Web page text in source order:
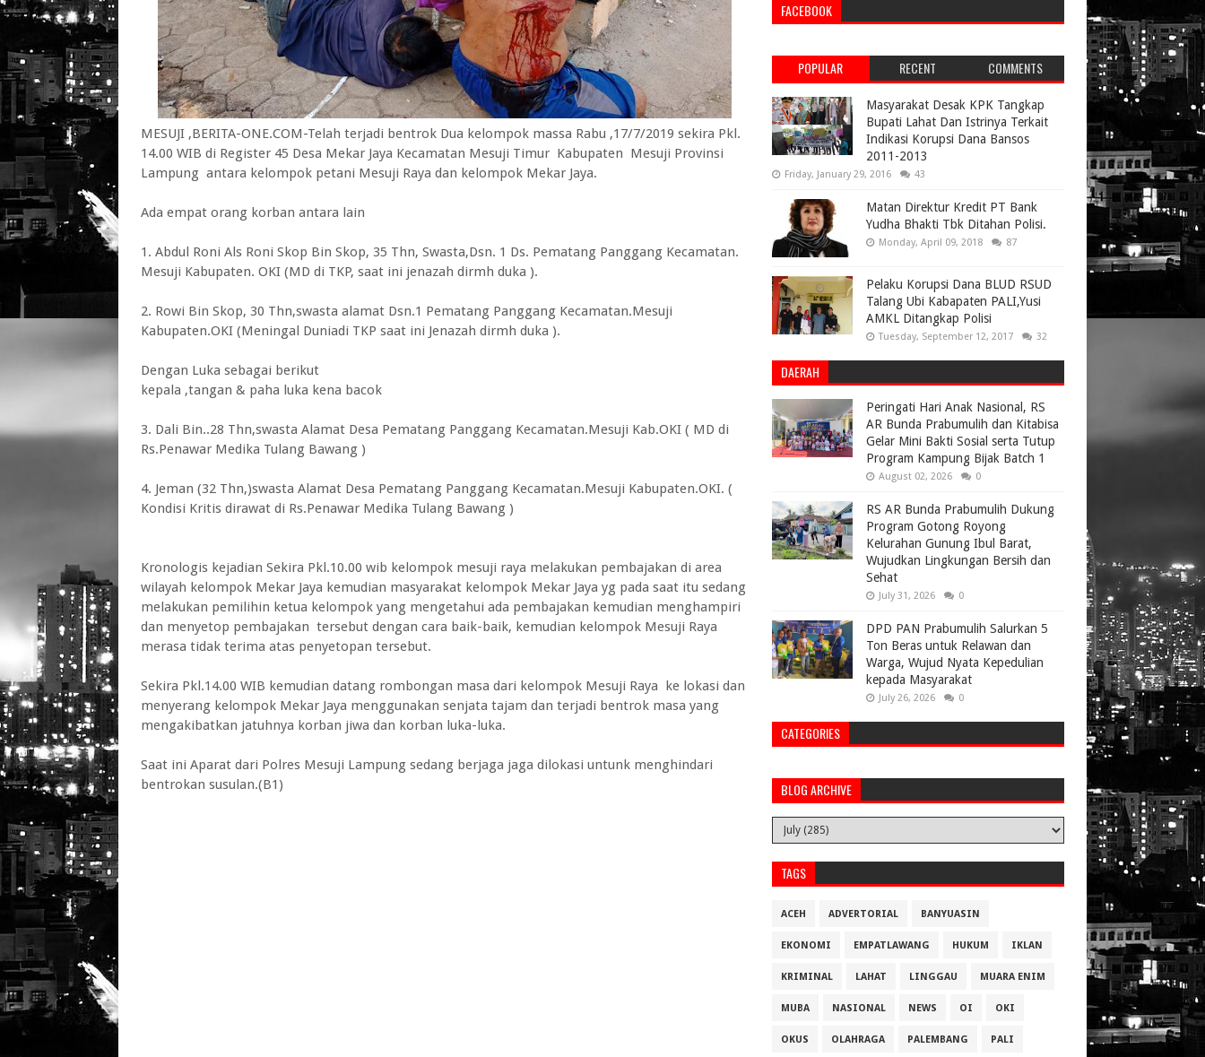
MESUJI ,BERITA-ONE.COM-Telah terjadi bentrok Dua kelompok massa Rabu ,17/7/2019 sekira Pkl.
14.00 WIB di Register 45 Desa Mekar Jaya Kecamatan Mesuji Timur Kabupaten Mesuji Provinsi
Lampung antara kelompok petani Mesuji Raya dan kelompok Mekar Jaya.
Ada empat orang korban antara lain
1. Abdul Roni Als Roni Skop Bin Skop, 35 Thn, Swasta,Dsn. 1 Ds. Pematang Panggang Kecamatan.
Mesuji Kabupaten. OKI (MD di TKP, saat ini jenazah dirmh duka ).
2. Rowi Bin Skop, 30 Thn,swasta alamat Dsn.1 Pematang Panggang Kecamatan.Mesuji
Kabupaten.OKI (Meningal Duniadi TKP saat ini Jenazah dirmh duka ).
Dengan Luka sebagai berikut
kepala ,tangan & paha luka kena bacok
3. Dali Bin..28 Thn,swasta Alamat Desa Pematang Panggang Kecamatan.Mesuji Kab.OKI ( MD di
Rs.Penawar Medika Tulang Bawang )
4. Jeman (32 Thn,)swasta Alamat Desa Pematang Panggang Kecamatan.Mesuji Kabupaten.OKI. (
Kondisi Kritis dirawat di Rs.Penawar Medika Tulang Bawang )
Kronologis kejadian Sekira Pkl.10.00 wib kelompok mesuji raya melakukan pembajakan di area
wilayah kelompok Mekar Jaya kemudian masyarakat kelompok Mekar Jaya yg pada saat itu sedang
melakukan pemilihin ketua kelompok yang mengetahui ada pembajakan kemudian menghampiri
dan menyetop pembajakan tersebut dengan cara baik-baik, kemudian kelompok Mesuji Raya
merasa tidak terima atas penyetopan tersebut.
Sekira Pkl.14.00 WIB kemudian datang rombongan masa dari kelompok Mesuji Raya ke lokasi dan
menyerang kelompok Mekar Jaya menggunakan senjata tajam dan terjadi bentrok masa yang
mengakibatkan jatuhnya korban jiwa dan korban luka-luka.
Saat ini Aparat dari Polres Mesuji Lampung sedang berjaga jaga dilokasi untunk menghindari
bentrokan susulan.(B1)
FACEBOOK
POPULAR RECENT COMMENTS
Masyarakat Desak KPK Tangkap
Bupati Lahat Dan Istrinya Terkait
Indikasi Korupsi Dana Bansos
2011-2013
Friday, January 29, 2016 43
Matan Direktur Kredit PT Bank
Yudha Bhakti Tbk Ditahan Polisi.
Monday, April 09, 2018 87
Pelaku Korupsi Dana BLUD RSUD
Talang Ubi Kabapaten PALI,Yusi
AMKL Ditangkap Polisi
Tuesday, September 12, 2017 32
DAERAH
Peringati Hari Anak Nasional, RS
AR Bunda Prabumulih dan Kitabisa
Gelar Mini Bakti Sosial serta Tutup
Program Kampung Bijak Batch 1
August 02, 2026 0
RS AR Bunda Prabumulih Dukung
Program Gotong Royong
Kelurahan Gunung Ibul Barat,
Wujudkan Lingkungan Bersih dan
Sehat
July 31, 2026 0
DPD PAN Prabumulih Salurkan 5
Ton Beras untuk Relawan dan
Warga, Wujud Nyata Kepedulian
kepada Masyarakat
July 26, 2026 0
CATEGORIES
BLOG ARCHIVE
TAGS
ACEH ADVERTORIAL BANYUASIN
EKONOMI EMPATLAWANG HUKUM IKLAN
KRIMINAL LAHAT LINGGAU MUARA ENIM
MUBA NASIONAL NEWS OI OKI
OKUS OLAHRAGA PALEMBANG PALI